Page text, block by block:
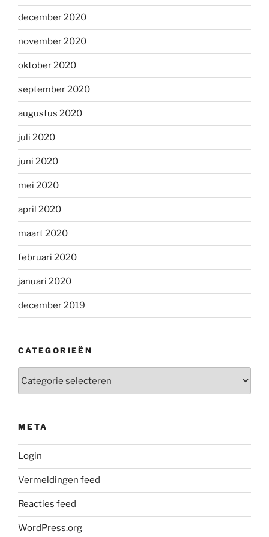
december 2020
november 2020
oktober 2020
september 2020
augustus 2020
juli 2020
juni 2020
mei 2020
april 2020
maart 2020
februari 2020
januari 2020
december 2019
CATEGORIEËN
META
Login
Vermeldingen feed
Reacties feed
WordPress.org